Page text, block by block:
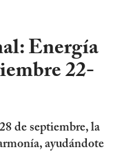
Energía
22-
de septiembre, la
ayudándote